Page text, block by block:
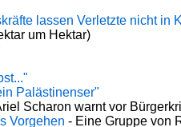
lassen Verletzte nicht in
um Hektar)
Palästinenser"
Scharon warnt vor
Vorgehen - Eine Gruppe von